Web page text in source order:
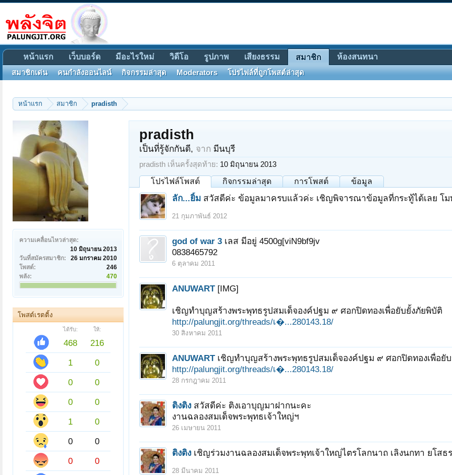
หน้าแรก สมาชิก pradisth
ความเคลื่อนไหวล่าสุด:
10 มิถุนายน 2013
วันที่สมัครสมาชิก:
26 มกราคม 2010
โพสต์:
246
พลัง:
470
โพสต์เรตติ้ง
ได้รับ: ให้:
468
216
1
0
0
0
0
0
1
0
0
0
0
0
pradisth
เป็นที่รู้จักกันดี, จาก มีนบุรี
pradisth เห็นครั้งสุดท้าย: 10 มิถุนายน 2013
โปรไฟล์โพสต์ กิจกรรมล่าสุด การโพสต์ ข้อมูล
ลัก...ยิ้ม สวัสดีค่ะ ข้อมูลมาครบแล้วค่ะ เชิญพิจารณาข้อมูลที่กระทู้ได้เลย โ
21 กุมภาพันธ์ 2012
god of war 3 เลส มีอยู่ 4500g[viN9bf9jv
0838465792
6 ตุลาคม 2011
ANUWART [IMG]
เชิญทำบุญสร้างพระพุทธรูปสมเด็จองค์ปฐม ๙ ศอกปิดทองเพื่อยับยั้งภัยพิบัติ
http://palungjit.org/threads/เ�...280143.18/
30 สิงหาคม 2011
ANUWART เชิญทำบุญสร้างพระพุทธรูปสมเด็จองค์ปฐม ๙ ศอกปิดทองเพื่อยั
http://palungjit.org/threads/เ�...280143.18/
28 กรกฎาคม 2011
ติงติง สวัสดีค่ะ ติงเอาบุญมาฝากนะคะ
งานฉลองสมเด็จพระพุทธเจ้าใหญ่ฯ
26 เมษายน 2011
ติงติง เชิญร่วมงานฉลองสมเด็จพระพุทเจ้าใหญ่ไตรโลกนาถ เลิงนกทา ยโสธร
28 มีนาคม 2011
หน้าแรก เว็บบอร์ด มีอะไรใหม่ วิดีโอ รูปภาพ เสียงธรรม สมาชิก
สมาชิกเด่น คนกำลังออนไลน์ กิจกรรมล่าสุด Moderators โปรไฟล์ที่ถูกโพสต์ล่าสุด
ห้องสนทนา